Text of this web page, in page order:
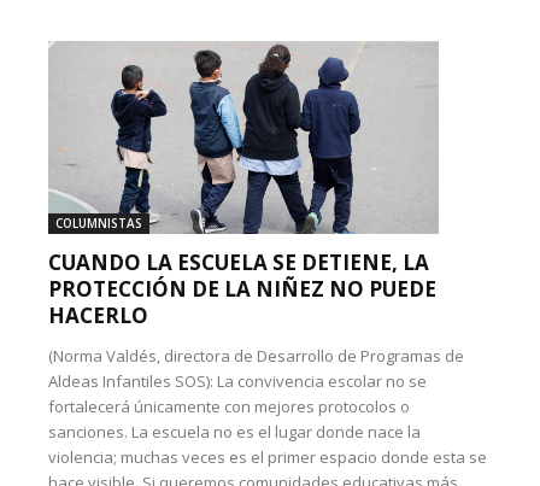
COLUMNISTAS
CUANDO LA ESCUELA SE DETIENE, LA
PROTECCIÓN DE LA NIÑEZ NO PUEDE
HACERLO
(Norma Valdés, directora de Desarrollo de Programas de
Aldeas Infantiles SOS): La convivencia escolar no se
fortalecerá únicamente con mejores protocolos o
sanciones. La escuela no es el lugar donde nace la
violencia; muchas veces es el primer espacio donde esta se